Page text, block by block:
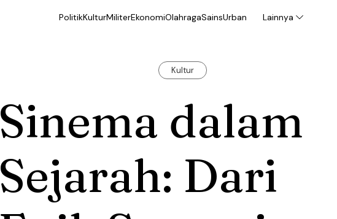
PolitikKulturMiliterEkonomiOlahragaSainsUrban Lainnya
Kultur
Sinema dalam
Sejarah: Dari